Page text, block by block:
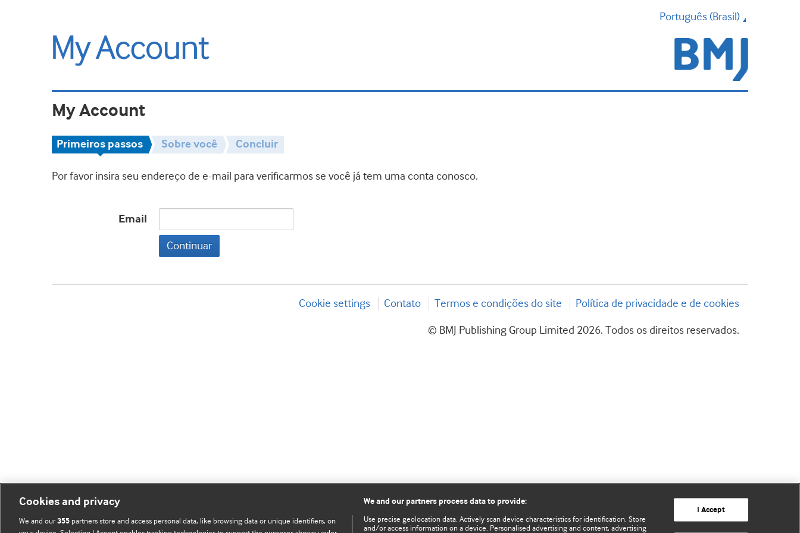
Português (Brasil)
My Account
Primeiros passos Sobre você Concluir
Por favor insira seu endereço de e-mail para verificarmos se você já tem uma conta conosco.
Email
Continuar
Cookie settings Contato Termos e condições do site Política de privacidade e de cookies
© BMJ Publishing Group Limited 2026. Todos os direitos reservados.
Cookies and privacy
We and our355 partners store and access personal data, like browsing data or unique identifiers, on
We and our partners process data to provide:
Use precise geolocation data. Actively scan device characteristics for identification. Store
and/or access information on a device. Personalised advertising and content, advertising
I Accept